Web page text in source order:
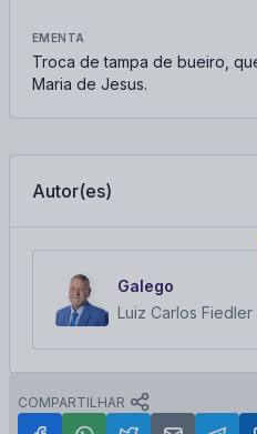
EMENTA
Troca de tampa de bueiro,
Maria de Jesus.
Autor(es)
Galego
Luiz Carlos Fiedler
COMPARTILHAR